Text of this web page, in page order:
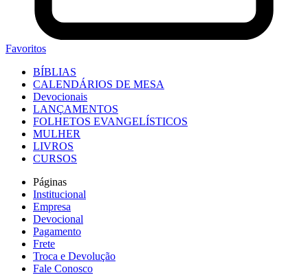
Favoritos
BÍBLIAS
CALENDÁRIOS DE MESA
Devocionais
LANÇAMENTOS
FOLHETOS EVANGELÍSTICOS
MULHER
LIVROS
CURSOS
Páginas
Institucional
Empresa
Devocional
Pagamento
Frete
Troca e Devolução
Fale Conosco